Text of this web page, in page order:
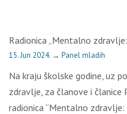
Radionica „Mentalno
15. Jun 2024. → Panel mladih
Na kraju školske godine, uz
zdravlje, za članove i članice
radionica “Mentalno